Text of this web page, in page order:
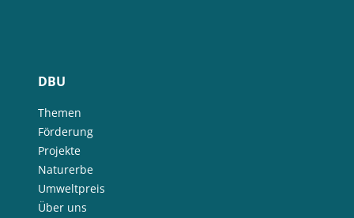
DBU
Themen
Förderung
Projekte
Naturerbe
Umweltpreis
Über uns